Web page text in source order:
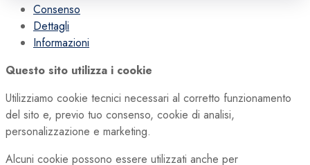
Consenso
Dettagli
Informazioni
Questo sito utilizza i cookie
Utilizziamo cookie tecnici necessari al corretto funzionamento
del sito e, previo tuo consenso, cookie di analisi,
personalizzazione e marketing.
Alcuni cookie possono essere utilizzati anche per